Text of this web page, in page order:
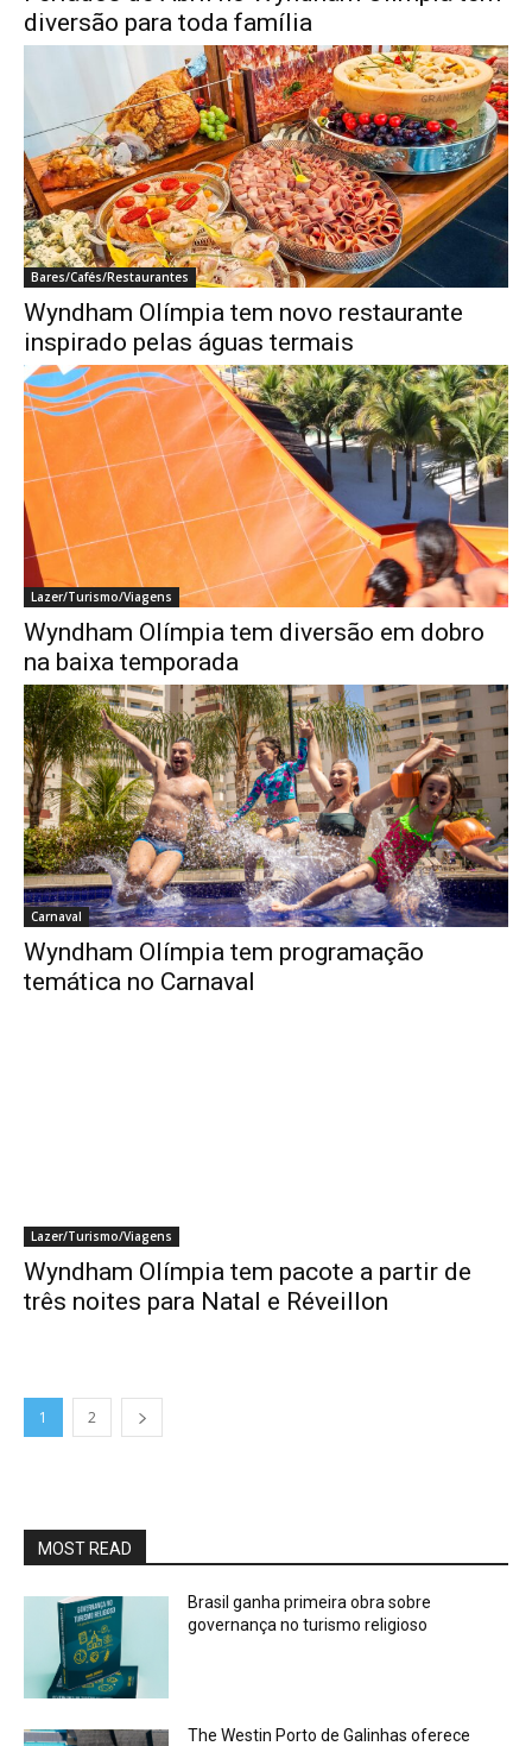
diversão para toda família
Bares/Cafés/Restaurantes
Wyndham Olímpia tem novo restaurante
inspirado pelas águas termais
Lazer/Turismo/Viagens
Wyndham Olímpia tem diversão em dobro
na baixa temporada
Carnaval
Wyndham Olímpia tem programação
temática no Carnaval
Lazer/Turismo/Viagens
Wyndham Olímpia tem pacote a partir de
três noites para Natal e Réveillon
1 2
MOST READ
Brasil ganha primeira obra sobre
governança no turismo religioso
The Westin Porto de Galinhas oferece